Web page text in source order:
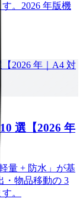
。2026 年版機
選【2026 年
量 + 防水」が基
・物品移動の 3
。